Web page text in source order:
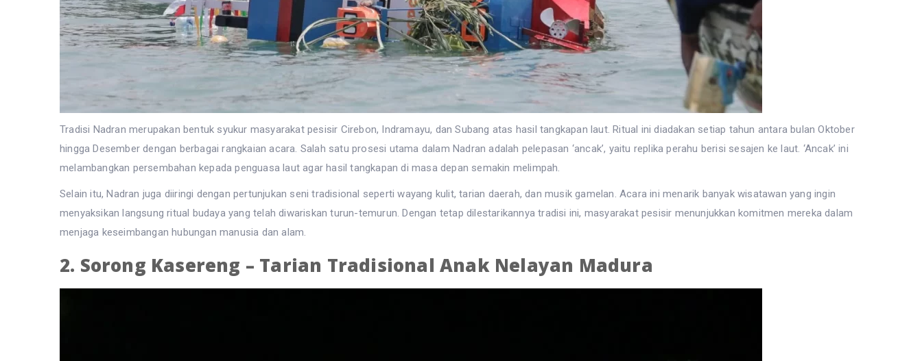
Tradisi Nadran merupakan bentuk syukur masyarakat pesisir Cirebon, Indramayu, dan Subang atas hasil tangkapan laut. Ritual ini diadakan setiap tahun antara bulan Oktober
hingga Desember dengan berbagai rangkaian acara. Salah satu prosesi utama dalam Nadran adalah pelepasan ‘ancak’, yaitu replika perahu berisi sesajen ke laut. ‘Ancak’ ini
melambangkan persembahan kepada penguasa laut agar hasil tangkapan di masa depan semakin melimpah.
Selain itu, Nadran juga diiringi dengan pertunjukan seni tradisional seperti wayang kulit, tarian daerah, dan musik gamelan. Acara ini menarik banyak wisatawan yang ingin
menyaksikan langsung ritual budaya yang telah diwariskan turun-temurun. Dengan tetap dilestarikannya tradisi ini, masyarakat pesisir menunjukkan komitmen mereka dalam
menjaga keseimbangan hubungan manusia dan alam.
2. Sorong Kasereng – Tarian Tradisional Anak Nelayan Madura